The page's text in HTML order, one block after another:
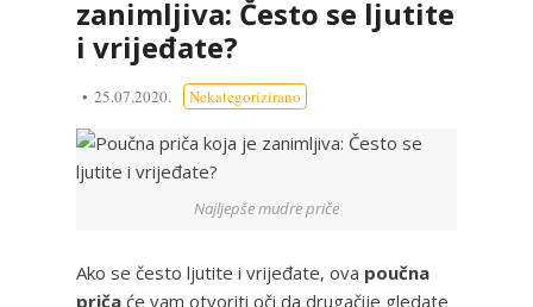
zanimljiva: Često se ljutite
i vrijeđate?
25.07.2020. Nekategorizirano
Najljepše mudre priče
Ako se često ljutite i vrijeđate, ova poučna
priča će vam otvoriti oči da drugačije gledate